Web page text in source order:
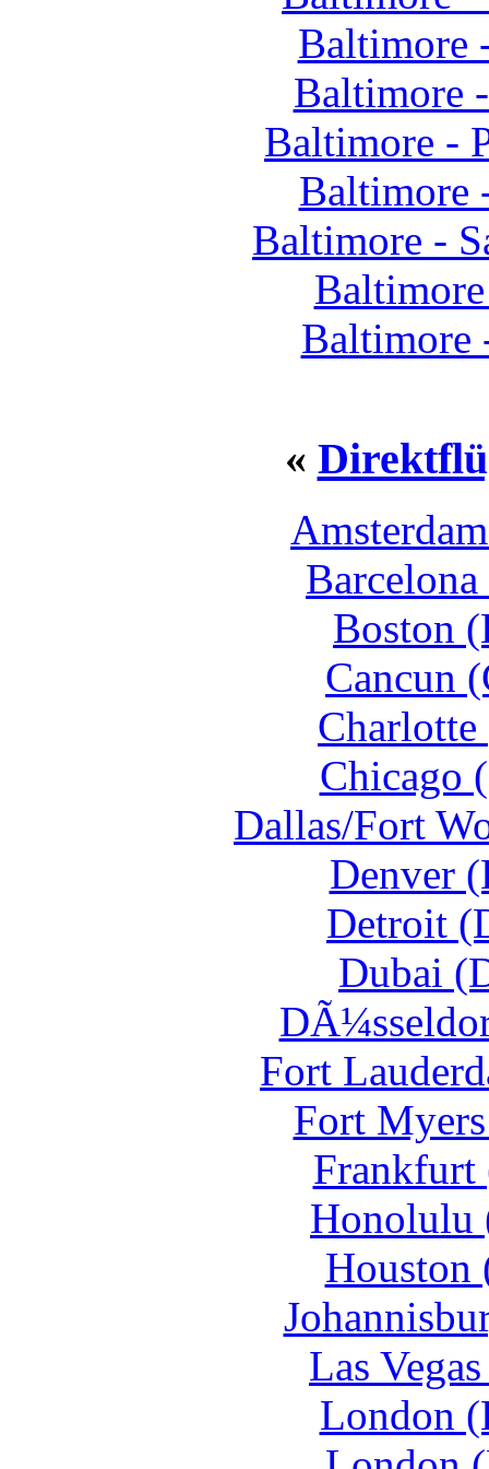
Baltimore
Baltimore
Baltimore -
Baltimore
Baltimore -
Baltimore
«
Boston
Cancun
Chicago
Dallas/Fort
Denver
Detroit
Dubai
Fort
Fort
Frankfurt
Honolulu
Las
London